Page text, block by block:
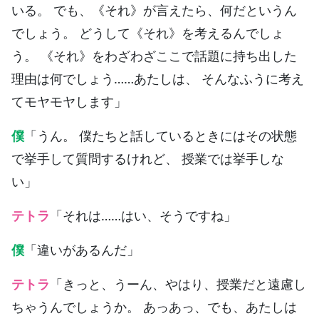
いる。 でも、《それ》が言えたら、何だというん
でしょう。 どうして《それ》を考えるんでしょ
う。 《それ》をわざわざここで話題に持ち出した
理由は何でしょう……あたしは、 そんなふうに考え
てモヤモヤします」
僕 「うん。 僕たちと話しているときにはその状態
で挙手して質問するけれど、 授業では挙手しな
い」
テトラ 「それは……はい、そうですね」
僕 「違いがあるんだ」
テトラ 「きっと、うーん、やはり、授業だと遠慮し
ちゃうんでしょうか。 あっあっ、でも、あたしは